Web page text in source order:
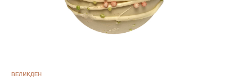
ВИНЕНА СЕЛЕКЦИЯ
ВЕЛИКДЕН